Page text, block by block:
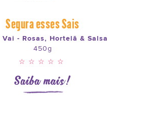
Segura esses Sais
Vai - Rosas, Hortelã & Salsa
450g
☆☆☆☆☆
Saiba mais!